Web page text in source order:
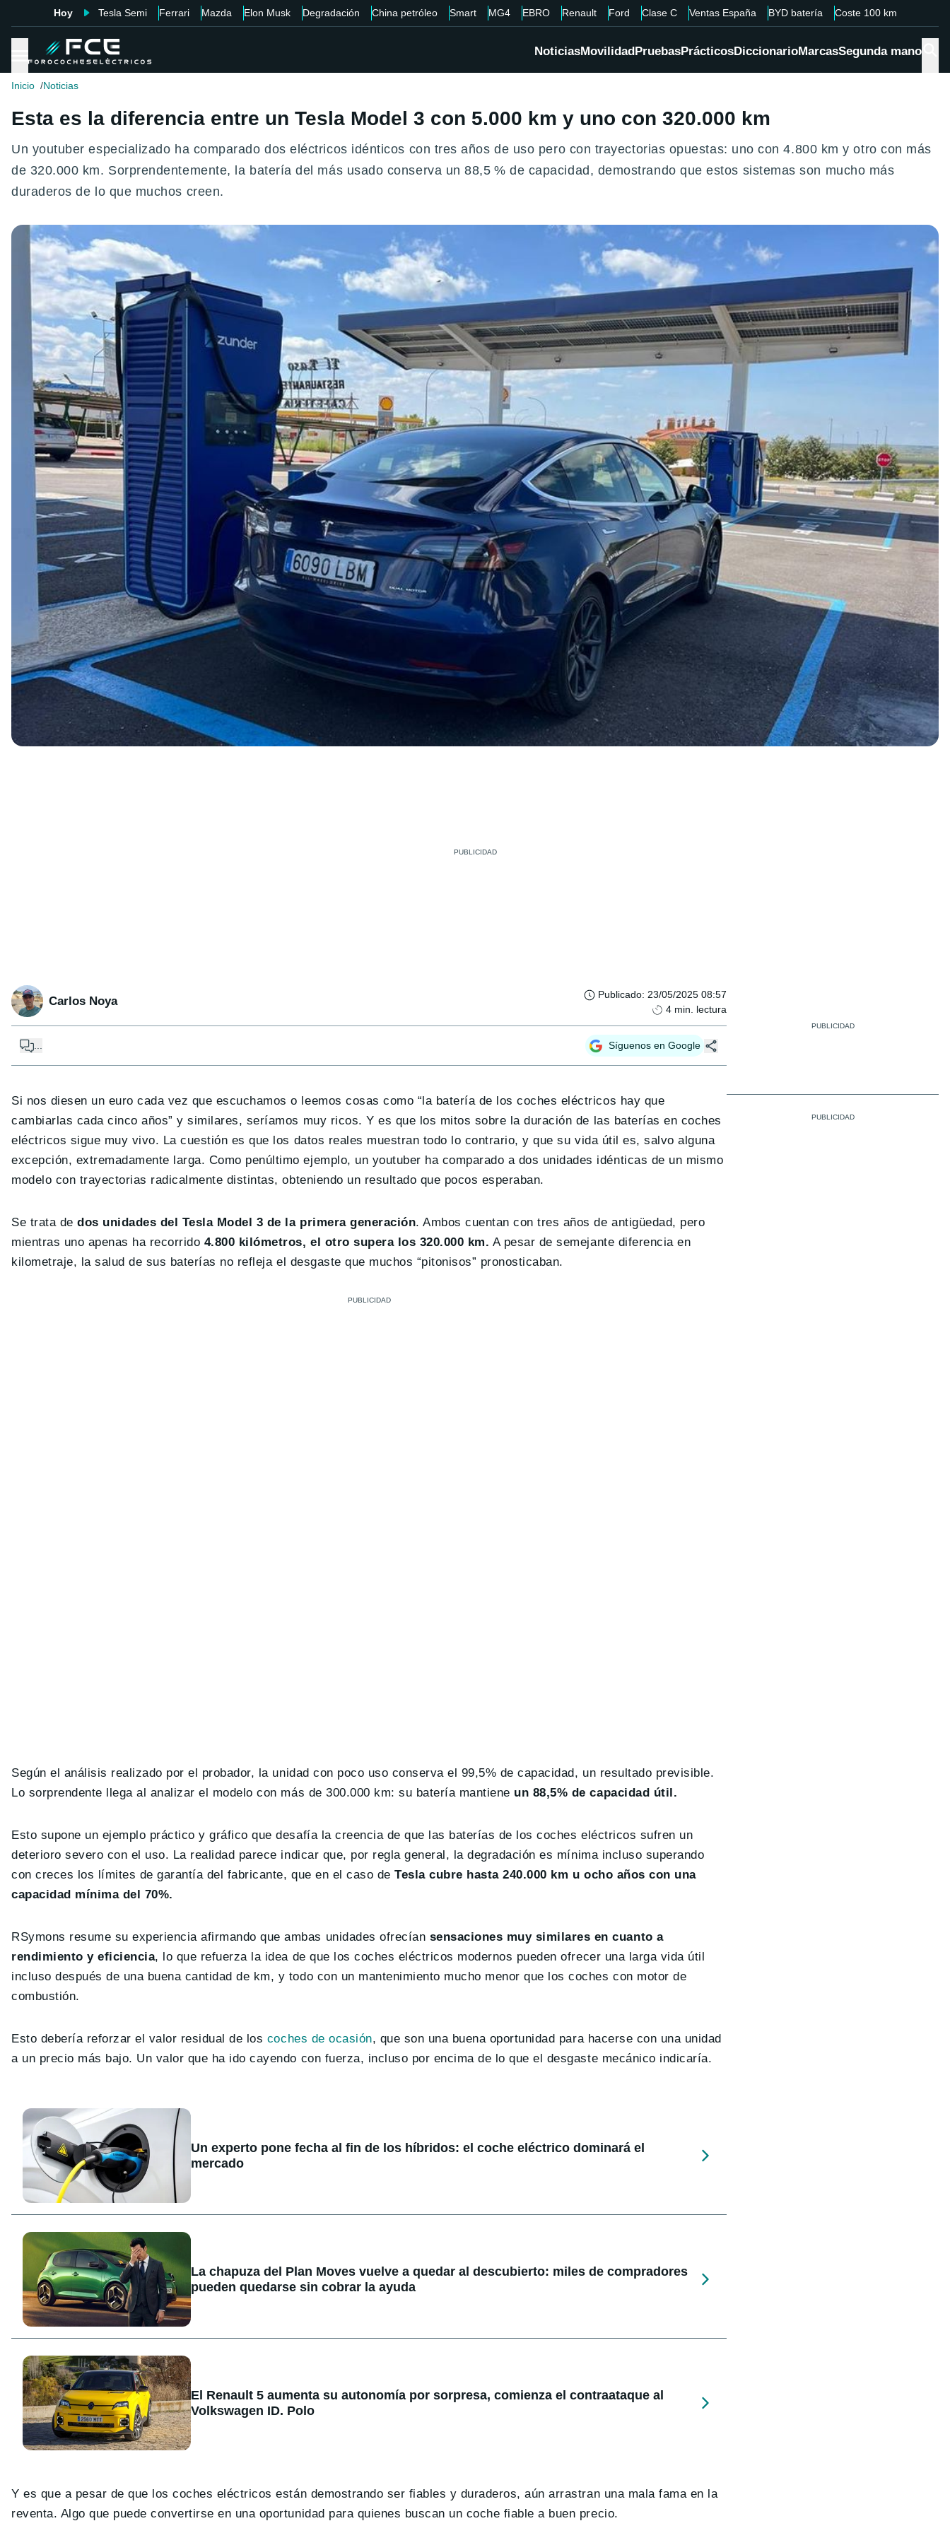
Hoy Tesla Semi Ferrari Mazda Elon Musk Degradación China petróleo Smart MG4 EBRO Renault Ford Clase C Ventas España BYD batería Coste 100 km
NoticiasMovilidadPruebasPrácticosDiccionarioMarcasSegunda mano
Inicio Noticias
Esta es la diferencia entre un Tesla Model 3 con 5.000 km y uno con 320.000 km
Un youtuber especializado ha comparado dos eléctricos idénticos con tres años de uso pero con trayectorias opuestas: uno con 4.800 km y otro con más
de 320.000 km. Sorprendentemente, la batería del más usado conserva un 88,5 % de capacidad, demostrando que estos sistemas son mucho más
duraderos de lo que muchos creen.
Carlos Noya Publicado: 23/05/2025 08:57
4 min. lectura
... Síguenos en Google
Si nos diesen un euro cada vez que escuchamos o leemos cosas como “la batería de los coches eléctricos hay que
cambiarlas cada cinco años” y similares, seríamos muy ricos. Y es que los mitos sobre la duración de las baterías en coches
eléctricos sigue muy vivo. La cuestión es que los datos reales muestran todo lo contrario, y que su vida útil es, salvo alguna
excepción, extremadamente larga. Como penúltimo ejemplo, un youtuber ha comparado a dos unidades idénticas de un mismo
modelo con trayectorias radicalmente distintas, obteniendo un resultado que pocos esperaban.
Se trata dedos unidades del Tesla Model 3 de la primera generación. Ambos cuentan con tres años de antigüedad, pero
mientras uno apenas ha recorrido 4.800 kilómetros, el otro supera los 320.000 km. A pesar de semejante diferencia en
kilometraje, la salud de sus baterías no refleja el desgaste que muchos “pitonisos” pronosticaban.
Según el análisis realizado por el probador, la unidad con poco uso conserva el 99,5% de capacidad, un resultado previsible.
Lo sorprendente llega al analizar el modelo con más de 300.000 km: su batería mantiene un 88,5% de capacidad útil.
Esto supone un ejemplo práctico y gráfico que desafía la creencia de que las baterías de los coches eléctricos sufren un
deterioro severo con el uso. La realidad parece indicar que, por regla general, la degradación es mínima incluso superando
con creces los límites de garantía del fabricante, que en el caso deTesla cubre hasta 240.000 km u ocho años con una
capacidad mínima del 70%.
RSymons resume su experiencia afirmando que ambas unidades ofrecían sensaciones muy similares en cuanto a
rendimiento y eficiencia, lo que refuerza la idea de que los coches eléctricos modernos pueden ofrecer una larga vida útil
incluso después de una buena cantidad de km, y todo con un mantenimiento mucho menor que los coches con motor de
combustión.
Esto debería reforzar el valor residual de los coches de ocasión, que son una buena oportunidad para hacerse con una unidad
a un precio más bajo. Un valor que ha ido cayendo con fuerza, incluso por encima de lo que el desgaste mecánico indicaría.
Un experto pone fecha al fin de los híbridos: el coche eléctrico dominará el
mercado
La chapuza del Plan Moves vuelve a quedar al descubierto: miles de compradores
pueden quedarse sin cobrar la ayuda
El Renault 5 aumenta su autonomía por sorpresa, comienza el contraataque al
Volkswagen ID. Polo
Y es que a pesar de que los coches eléctricos están demostrando ser fiables y duraderos, aún arrastran una mala fama en la
reventa. Algo que puede convertirse en una oportunidad para quienes buscan un coche fiable a buen precio.